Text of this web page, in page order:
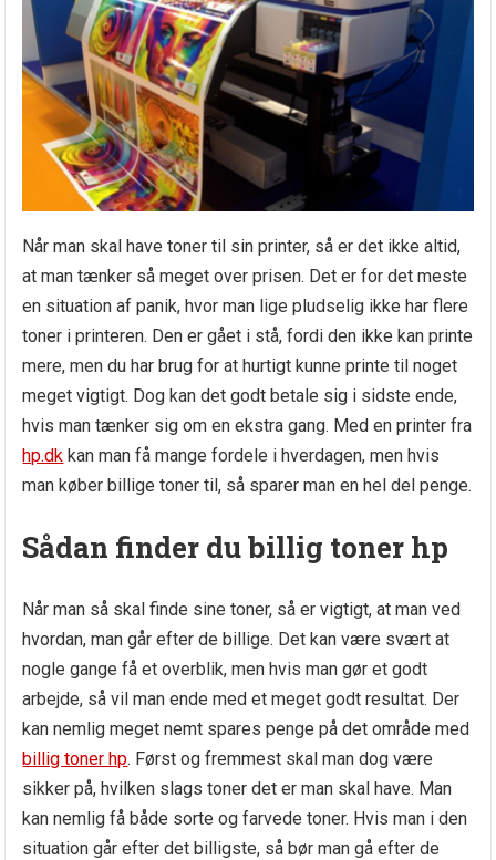
Når man skal have toner til sin printer, så er det ikke altid,
at man tænker så meget over prisen. Det er for det meste
en situation af panik, hvor man lige pludselig ikke har flere
toner i printeren. Den er gået i stå, fordi den ikke kan printe
mere, men du har brug for at hurtigt kunne printe til noget
meget vigtigt. Dog kan det godt betale sig i sidste ende,
hvis man tænker sig om en ekstra gang. Med en printer fra
hp.dk kan man få mange fordele i hverdagen, men hvis
man køber billige toner til, så sparer man en hel del penge.
Sådan finder du billig toner hp
Når man så skal finde sine toner, så er vigtigt, at man ved
hvordan, man går efter de billige. Det kan være svært at
nogle gange få et overblik, men hvis man gør et godt
arbejde, så vil man ende med et meget godt resultat. Der
kan nemlig meget nemt spares penge på det område med
billig toner hp. Først og fremmest skal man dog være
sikker på, hvilken slags toner det er man skal have. Man
kan nemlig få både sorte og farvede toner. Hvis man i den
situation går efter det billigste, så bør man gå efter de